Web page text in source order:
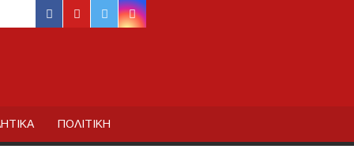
facebook
youtubetwitterinstagram
ΠΟΛΙΤΙΚΗ